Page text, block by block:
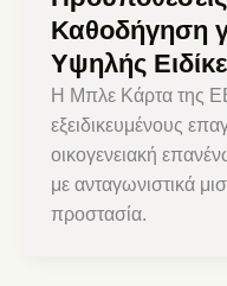
Καθοδήγηση
Υψηλής
Η Μπλε Κάρτα της
εξειδικευμένους
οικογενειακή
με ανταγωνιστικά
προστασία.